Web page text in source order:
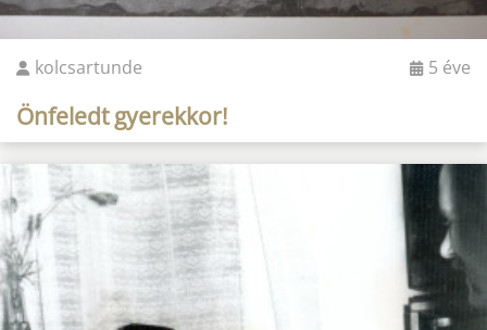
kolcsartunde 5 éve
Önfeledt gyerekkor!